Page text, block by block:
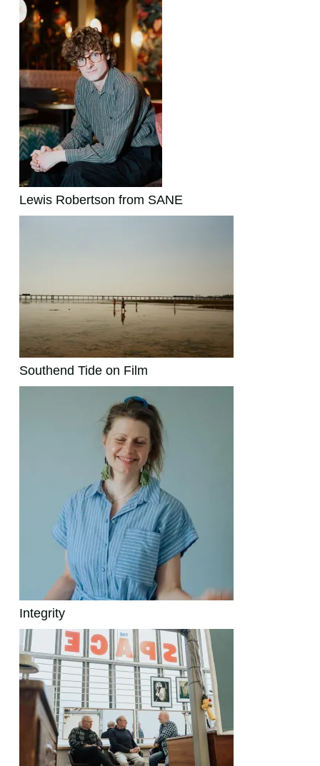
Lewis Robertson from SANE
Southend Tide on Film
Integrity